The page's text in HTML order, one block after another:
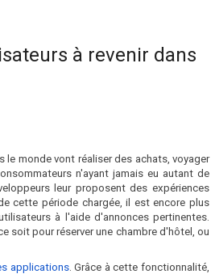
à revenir dans
monde vont réaliser des achats, voyager
n'ayant jamais eu autant de
leur proposent des expériences
cette période chargée, il est encore plus
à l'aide d'annonces pertinentes.
soit pour réserver une chambre d'hôtel, ou
applications. Grâce à cette fonctionnalité,